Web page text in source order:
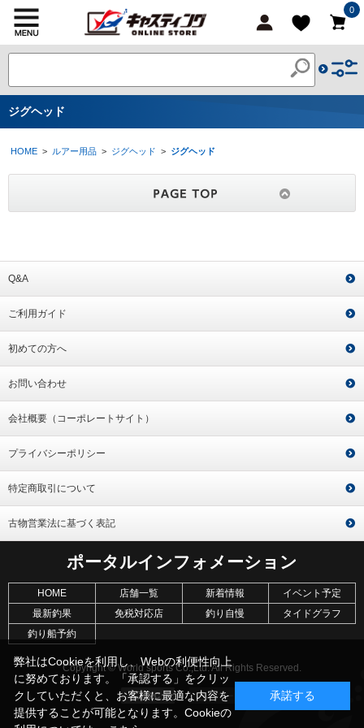
0
ジグヘッド
HOME > ルアー用品 > ジグヘッド > ジグヘッド
Q&A
ご利用ガイド
初めての方へ
お問い合わせ
会社概要（コーポレートサイト）
プライバシーポリシー
特定商取引について
古物営業法に基づく表記
ポータルインフォメーション
HOME 店舗一覧 新着情報
イベント予定
最新釣果
免税対応店 釣り自慢
タイドグラフ
釣り船予約
Copyright © World sports Co.,Ltd. All Rights Reserved.
弊社はCookieを利用し、Webの利便性向上
に努めております。「承認する」をクリッ
クしていただくと、お客様に最適な内容を
提供することが可能となります。Cookieの
承諾する